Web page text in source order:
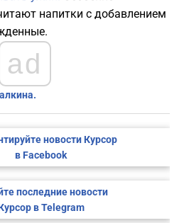
напитки с добавлением
ad
новости Курсор
в Facebook
последние новости
в Telegram